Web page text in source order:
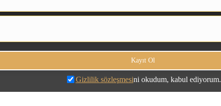
Gizlilik sözleşmesini okudum, kabul ediyorum.